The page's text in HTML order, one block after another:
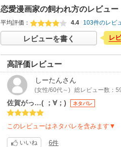
恋愛漫画家の飼われ方のレビュー
平均評価： 4.4 103件のレビ
レビューを書く レ
高評価レビュー
しーたんさん
(女性/60代～) 総レビュー数：
佐賀がっ…( ；∀；) ネタバレ
このレビューはネタバレを含みます▼
いいね 6件